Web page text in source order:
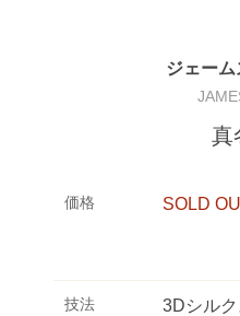
ジェーム
真
価格 SOLD
技法 3Dシル